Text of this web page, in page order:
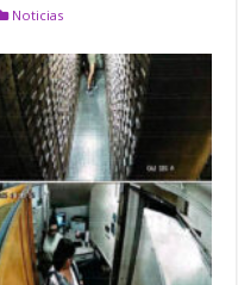
Noticias